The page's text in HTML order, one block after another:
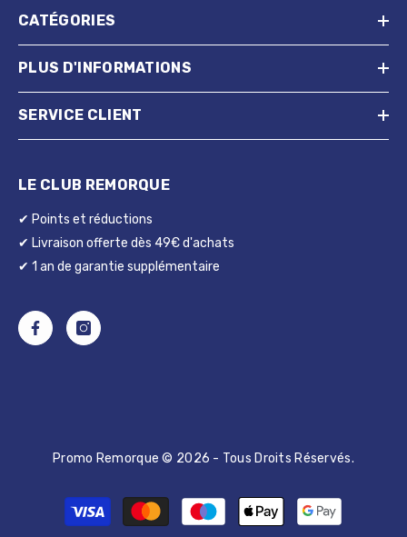
CATÉGORIES
PLUS D'INFORMATIONS
SERVICE CLIENT
LE CLUB REMORQUE
✔ Points et réductions
✔ Livraison offerte dès 49€ d'achats
✔ 1 an de garantie supplémentaire
Promo Remorque © 2026 - Tous Droits Réservés.
Moyens
de